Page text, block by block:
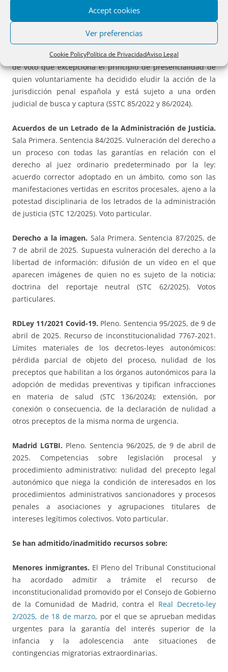
Accept cookies
Ver preferencias
Cookie PolicyPolítica de PrivacidadAviso Legal
Pleno. Sentencia 83/2025, de 26 de
marzo de 2025. Vulneración del derecho al ejercicio de las
funciones representativas en conexión con el derecho de
los ciudadanos a participar en los asuntos públicos a
través de sus representantes: aceptación de la delegación
de voto que excepciona el principio de presencialidad de
quien voluntariamente ha decidido eludir la acción de la
jurisdicción penal española y está sujeto a una orden
judicial de busca y captura (SSTC 85/2022 y 86/2024).
Acuerdos de un Letrado de la Administración de Justicia.
Sala Primera. Sentencia 84/2025. Vulneración del derecho a
un proceso con todas las garantías en relación con el
derecho al juez ordinario predeterminado por la ley:
acuerdo corrector adoptado en un ámbito, como son las
manifestaciones vertidas en escritos procesales, ajeno a la
potestad disciplinaria de los letrados de la administración
de justicia (STC 12/2025). Voto particular.
Derecho a la imagen. Sala Primera. Sentencia 87/2025, de
7 de abril de 2025. Supuesta vulneración del derecho a la
libertad de información: difusión de un vídeo en el que
aparecen imágenes de quien no es sujeto de la noticia;
doctrina del reportaje neutral (STC 62/2025). Votos
particulares.
RDLey 11/2021 Covid-19. Pleno. Sentencia 95/2025, de 9 de
abril de 2025. Recurso de inconstitucionalidad 7767-2021.
Límites materiales de los decretos-leyes autonómicos:
pérdida parcial de objeto del proceso, nulidad de los
preceptos que habilitan a los órganos autonómicos para la
adopción de medidas preventivas y tipifican infracciones
en materia de salud (STC 136/2024); extensión, por
conexión o consecuencia, de la declaración de nulidad a
otros preceptos de la misma norma de urgencia.
Madrid LGTBI. Pleno. Sentencia 96/2025, de 9 de abril de
2025. Competencias sobre legislación procesal y
procedimiento administrativo: nulidad del precepto legal
autonómico que niega la condición de interesados en los
procedimientos administrativos sancionadores y procesos
penales a asociaciones y agrupaciones titulares de
intereses legítimos colectivos. Voto particular.
Se han admitido/inadmitido recursos sobre:
Menores inmigrantes. El Pleno del Tribunal Constitucional
ha acordado admitir a trámite el recurso de
inconstitucionalidad promovido por el Consejo de Gobierno
de la Comunidad de Madrid, contra el Real Decreto-ley
2/2025, de 18 de marzo, por el que se aprueban medidas
urgentes para la garantía del interés superior de la
infancia y la adolescencia ante situaciones de
contingencias migratorias extraordinarias.